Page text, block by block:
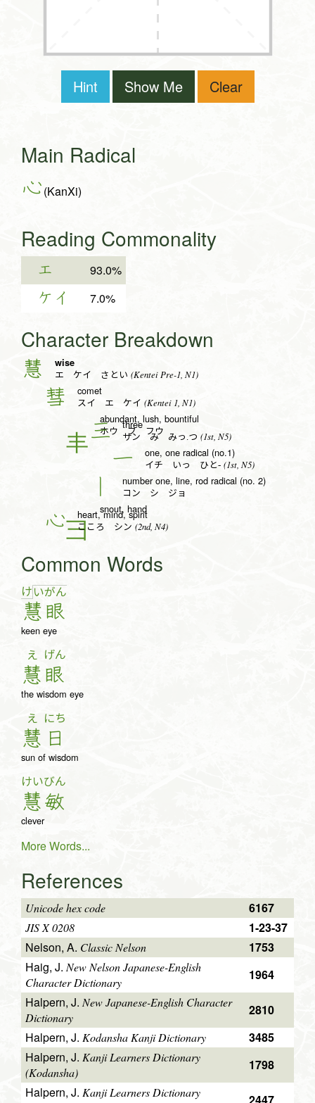
Hint Show Me Clear
Main Radical
心(KanXi)
Reading Commonality
エ 93.0%
ケイ 7.0%
Character Breakdown
慧 wise
エ ケイ さとい (Kentei Pre-1, N1)
彗 comet
スイ エ ケイ (Kentei 1, N1)
abundant, lush, bountiful
ホウ フ フウ
三 three
サン み みっ.つ (1st, N5)
一 one, one radical (no.1)
イチ いっ ひと- (1st, N5)
number one, line, rod radical (no. 2)
コン シ ジョ
snout, hand
心 heart, mind, spirit
こころ シン (2nd, N4)
Common Words
け い
慧
がん
眼
keen eye
え
慧
げん
眼
the wisdom eye
え
慧
にち
日
sun of wisdom
けい
慧
びん
敏
clever
More Words...
References
Unicode hex code 6167
JIS X 0208
1-23-37
Nelson, A. Classic Nelson
1753
Haig, J. New Nelson Japanese-English
Character Dictionary
1964
Halpern, J. New Japanese-English Character
Dictionary
2810
Halpern, J. Kodansha Kanji Dictionary
3485
Halpern, J. Kanji Learners Dictionary
(Kodansha)
1798
Halpern, J. Kanji Learners Dictionary
2447